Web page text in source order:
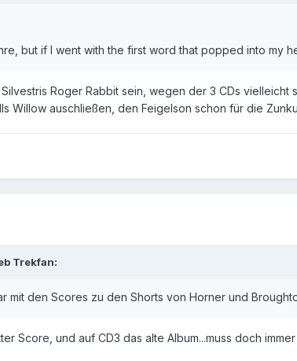
but if I went with the first word that popped into my
Roger Rabbit sein, wegen der 3 CDs
Willow auschließen, den Feigelson schon für die
Trekfan:
mit den Scores zu den Shorts von Horner und
Score, und auf CD3 das alte Album...muss doch